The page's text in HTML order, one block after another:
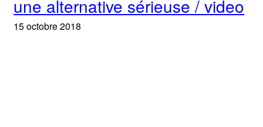
une alternative sérieuse / video
15 octobre 2018